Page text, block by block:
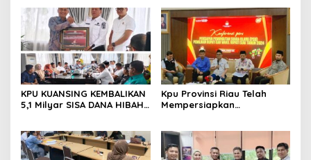
Pilkada Rokan Hilir 2024
KPU KUANSING KEMBALIKAN
5,1 Milyar SISA DANA HIBAH
Kpu Provinsi Riau Telah
Mempersiapkan
Bupati Dan Wakil Bupati
Siak Tahun 2024